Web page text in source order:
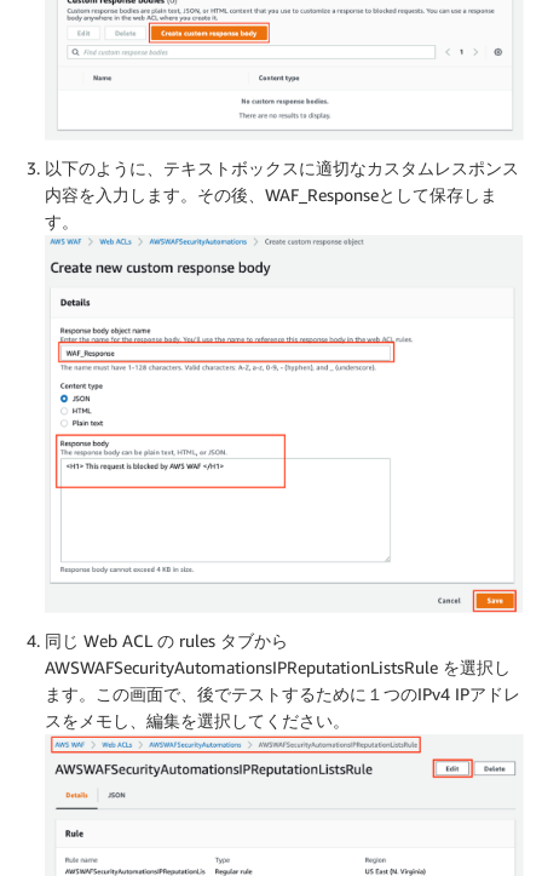
以下のように、テキストボックスに適切なカスタムレスポンス
内容を入力します。その後、WAF_Responseとして保存しま
す。
同じ Web ACL の rules タブから
AWSWAFSecurityAutomationsIPReputationListsRule を選択し
ます。この画面で、後でテストするために１つのIPv4 IPアドレ
スをメモし、編集を選択してください。